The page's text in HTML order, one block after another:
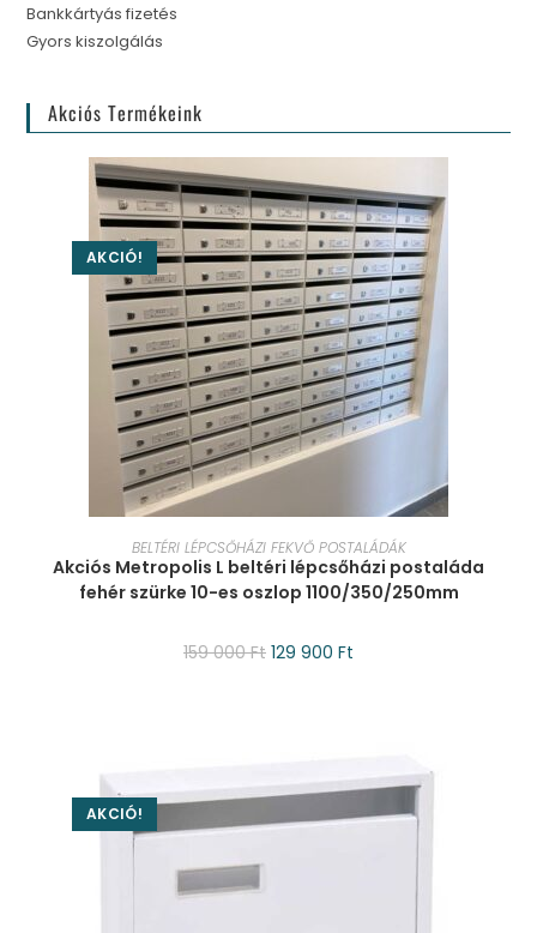
Bankkártyás fizetés
Gyors kiszolgálás
Akciós Termékeink
AKCIÓ!
KOSÁRBA TESZEM
BELTÉRI LÉPCSŐHÁZI FEKVŐ POSTALÁDÁK
Akciós Metropolis L beltéri lépcsőházi postaláda
fehér szürke 10-es oszlop 1100/350/250mm
159 000Ft 129 900 Ft
AKCIÓ!